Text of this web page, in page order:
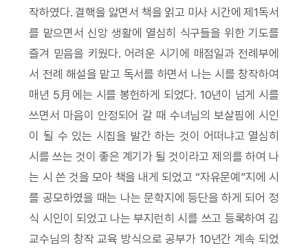
작하였다. 결핵을 앓면서 책을 읽고 미사 시간에 제1독서
를 맡으면서 신앙 생활에 열심히 식구들을 위한 기도를
즐겨 믿음을 키웠다. 어려운 시기에 매점일과 전례부에
서 전례 해설을 맡고 독서를 하면서 나는 시를 창작하여
매년 5月에는 시를 봉헌하게 되었다. 10년이 넘게 시를
쓰면서 마음이 안정되어 갈 때 수녀님의 보살핌에 시인
이 될 수 있는 시집을 발간 하는 것이 어떠냐고 열심히
시를 쓰는 것이 좋은 계기가 될 것이라고 제의를 하여 나
는 시 쓴 것을 모아 책을 내게 되었고 “자유문예”지에 시
를 공모하였을 때는 나는 문학지에 등단을 하게 되어 정
식 시인이 되었고 나는 부지런히 시를 쓰고 등록하여 김
교수님의 창작 교육 방식으로 공부가 10년간 계속 되었